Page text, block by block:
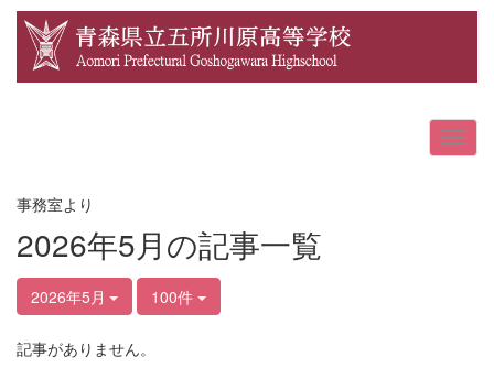
事務室より
2026年5月の記事一覧
2026年5月 100件
記事がありません。